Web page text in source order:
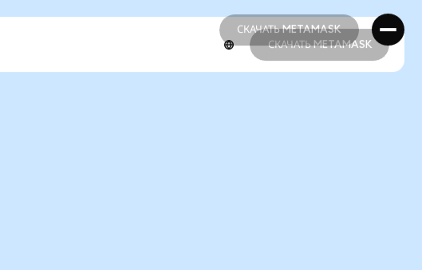
СКАЧАТЬ METAMASK
СКАЧАТЬ METAMASK
СКАЧАТЬ METAMASK